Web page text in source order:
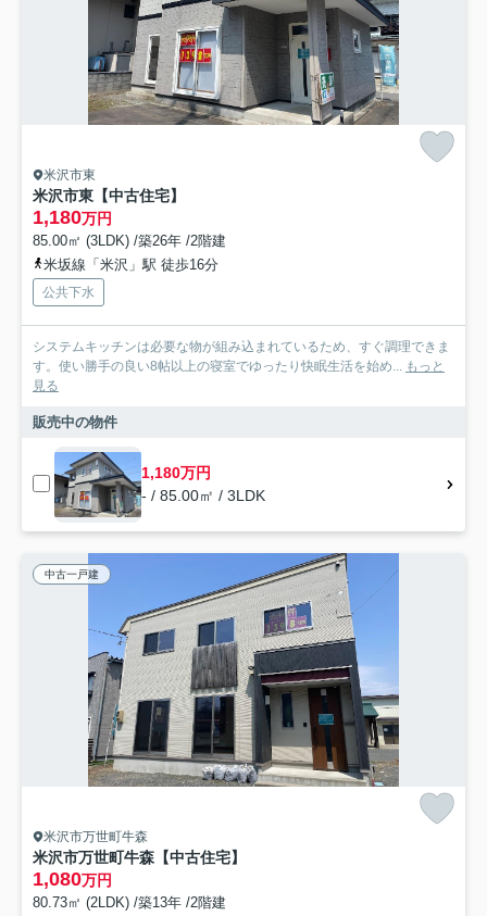
米沢市東
米沢市東【中古住宅】
1,180万円
85.00㎡ (3LDK) /築26年 /2階建
米坂線「米沢」駅 徒歩16分
公共下水
システムキッチンは必要な物が組み込まれているため、すぐ調理できま
す。使い勝手の良い8帖以上の寝室でゆったり快眠生活を始め...
もっと
見る
販売中の物件
1,180万円
- / 85.00㎡ / 3LDK
中古一戸建
米沢市万世町牛森
米沢市万世町牛森【中古住宅】
1,080万円
80.73㎡ (2LDK) /築13年 /2階建